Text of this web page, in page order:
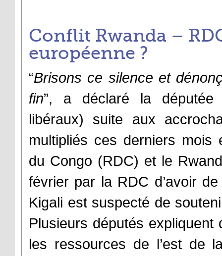
Conflit Rwanda –
européenne ?
“Brisons ce silence et
fin”, a déclaré la députée
libéraux) suite aux
multipliés ces derniers mois
du Congo (RDC) et le
février par la RDC d’avoir
Kigali est suspecté de
Plusieurs députés
les ressources de l’est de